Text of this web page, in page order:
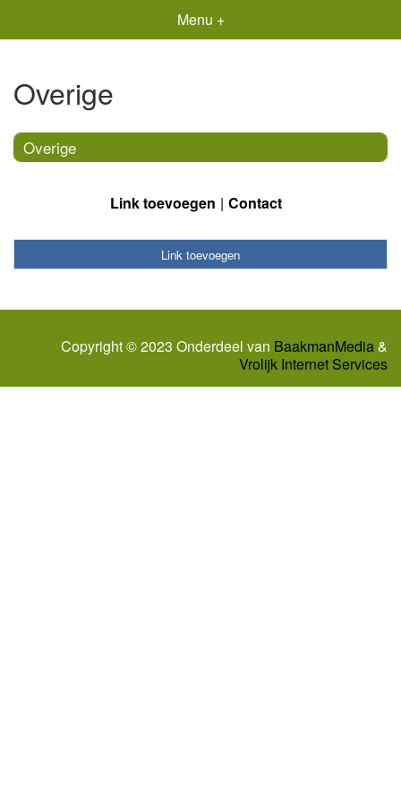
Menu +
Overige
Overige
Link toevoegen Contact
Link toevoegen
Copyright © 2023 Onderdeel van BaakmanMedia&
Vrolijk Internet Services